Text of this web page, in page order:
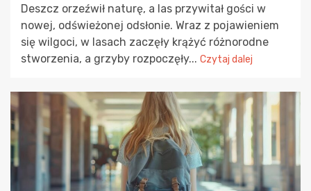
Deszcz orzeźwił naturę, a las przywitał gości w
nowej, odświeżonej odsłonie. Wraz z pojawieniem
się wilgoci, w lasach zaczęły krążyć różnorodne
stworzenia, a grzyby rozpoczęły... Czytaj dalej